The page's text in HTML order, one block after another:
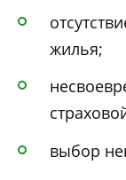
жилья;
выбор